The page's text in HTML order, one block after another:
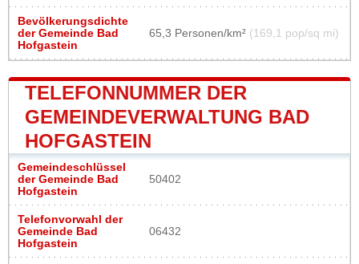
Bevölkerungsdichte
der Gemeinde Bad
Hofgastein
65,3 Personen/km² (169,1 pop/sq mi)
TELEFONNUMMER DER
GEMEINDEVERWALTUNG BAD
HOFGASTEIN
Gemeindeschlüssel
der Gemeinde Bad
Hofgastein
50402
Telefonvorwahl der
Gemeinde Bad
Hofgastein
06432